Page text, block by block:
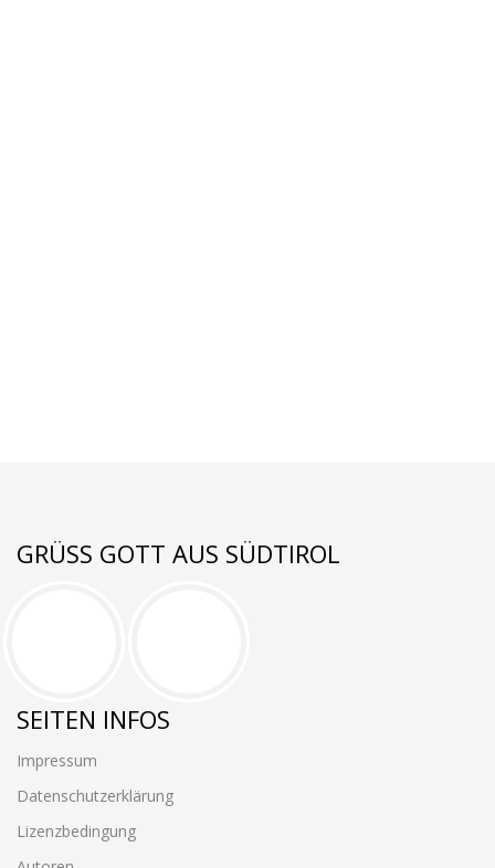
GRÜSS GOTT AUS SÜDTIROL
SEITEN INFOS
Impressum
Datenschutzerklärung
Lizenzbedingung